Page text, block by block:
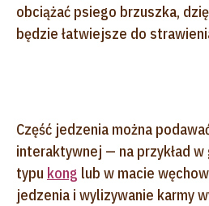
obciążać psiego brzuszka,
będzie łatwiejsze do
Część jedzenia można
interaktywnej — na przykład
typu kong lub w macie
jedzenia i wylizywanie karmy